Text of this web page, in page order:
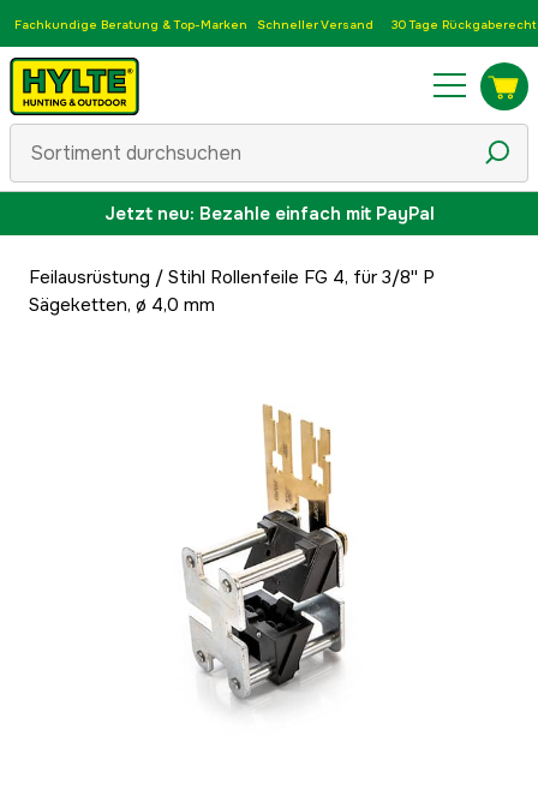
Fachkundige Beratung & Top-Marken Schneller Versand 30 Tage Rückgaberecht
Jetzt neu: Bezahle einfach mit PayPal
Feilausrüstung / Stihl Rollenfeile FG 4, für 3/8'' P
Sägeketten, ø 4,0 mm